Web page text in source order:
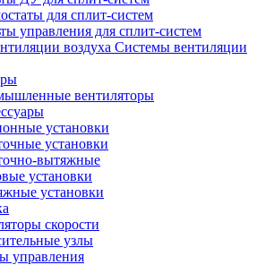
для сплит-систем
управления для сплит-систем
Системы вентиляции
вентиляторы
установки
установки
вытяжные
установки
установки
скорости
узлы
управления